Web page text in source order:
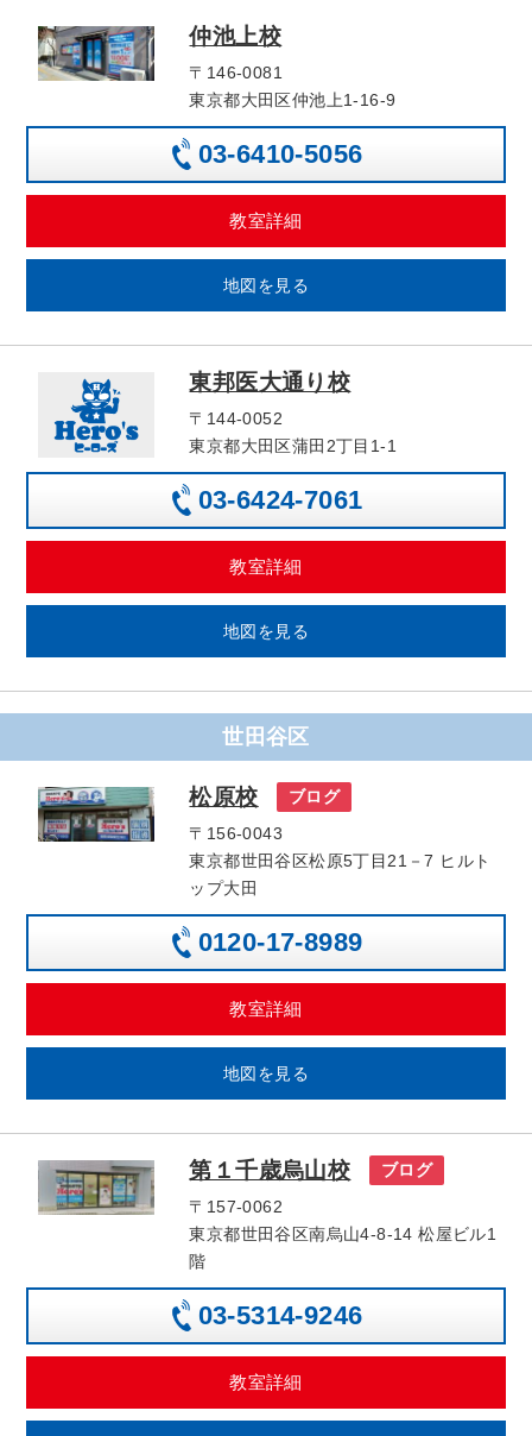
仲池上校
〒146-0081
東京都大田区仲池上1-16-9
03-6410-5056
教室詳細
地図を見る
東邦医大通り校
〒144-0052
東京都大田区蒲田2丁目1-1
03-6424-7061
教室詳細
地図を見る
世田谷区
松原校
ブログ
〒156-0043
東京都世田谷区松原5丁目21－7 ヒルト
ップ大田
0120-17-8989
教室詳細
地図を見る
第１千歳烏山校
ブログ
〒157-0062
東京都世田谷区南烏山4-8-14 松屋ビル1
階
03‐5314‐9246
教室詳細